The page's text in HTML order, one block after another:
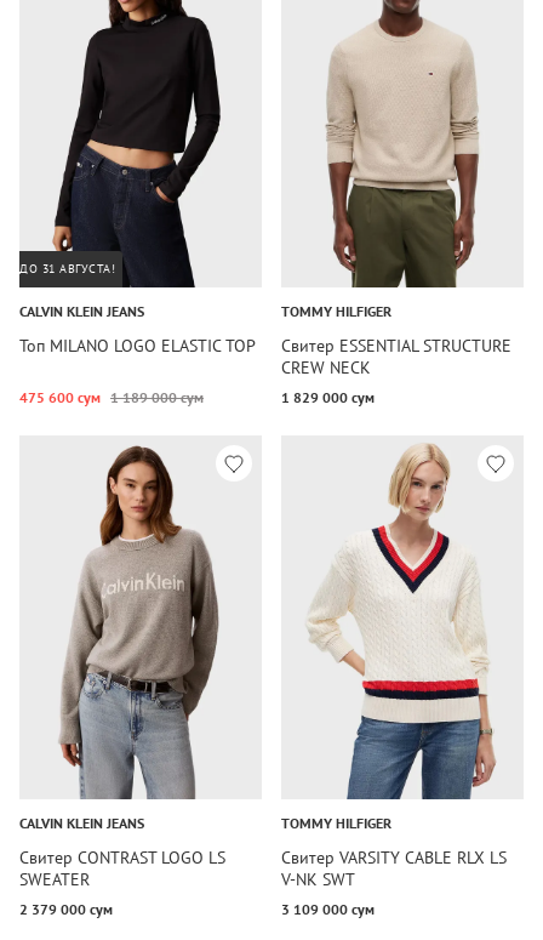
ДО 31 АВГУСТА!
CALVIN KLEIN JEANS
Топ MILANO LOGO ELASTIC TOP
475 600 сум 1 189 000 сум
TOMMY HILFIGER
Свитер ESSENTIAL STRUCTURE
CREW NECK
1 829 000 сум
CALVIN KLEIN JEANS
Свитер CONTRAST LOGO LS
SWEATER
2 379 000 сум
TOMMY HILFIGER
Свитер VARSITY CABLE RLX LS
V-NK SWT
3 109 000 сум